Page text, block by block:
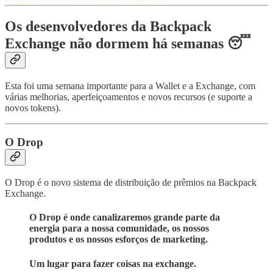
Os desenvolvedores da Backpack
Exchange não dormem há semanas 😴
Esta foi uma semana importante para a Wallet e a Exchange, com
várias melhorias, aperfeiçoamentos e novos recursos (e suporte a
novos tokens).
O Drop
O Drop é o novo sistema de distribuição de prêmios na Backpack
Exchange.
O Drop é onde canalizaremos grande parte da
energia para a nossa comunidade, os nossos
produtos e os nossos esforços de marketing.
Um lugar para fazer coisas na exchange.